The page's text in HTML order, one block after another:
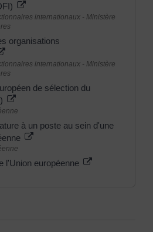
internationaux - Ministère
organisations
internationaux - Ministère
de sélection du
à un poste au sein d'une
l'Union européenne